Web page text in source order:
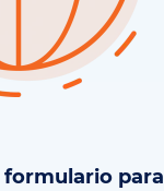
formulario para